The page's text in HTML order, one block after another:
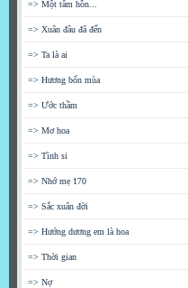
=> Một tâm hồn...
=> Xuân đâu đã đến
=> Ta là ai
=> Hương bốn mùa
=> Ước thầm
=> Mơ hoa
=> Tình si
=> Nhớ mẹ 170
=> Sắc xuân đời
=> Hướng dương em là hoa
=> Thời gian
=> Nợ